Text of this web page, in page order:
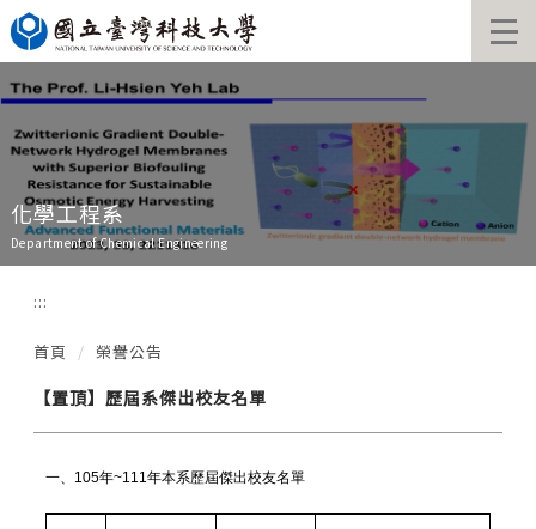
跳
到
主
要
內
容
區
化學工程系
Department of Chemical Engineering
:::
首頁 榮譽公告
【置頂】歷屆系傑出校友名單
一、 105年~111年本系歷屆傑出校友名單